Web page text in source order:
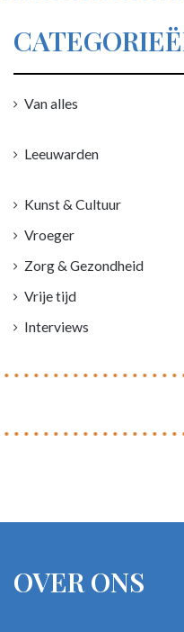
Van alles
Leeuwarden
Kunst & Cultuur
Vroeger
Zorg & Gezondheid
Vrije tijd
Interviews
OVER ONS